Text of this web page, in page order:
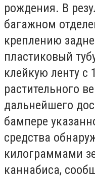
рождения. В
багажном
креплению
пластиковый
клейкую ленту
растительного
дальнейшего
бампере
средства
килограммами
каннабиса,